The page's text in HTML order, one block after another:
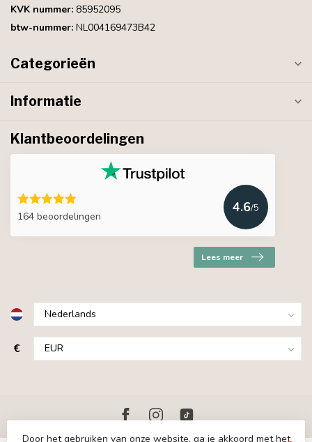
KVK nummer: 85952095
btw-nummer: NL004169473B42
Categorieën
Informatie
Klantbeoordelingen
164 beoordelingen
4.6/5
Lees meer
€
Door het gebruiken van onze website, ga je akkoord met het